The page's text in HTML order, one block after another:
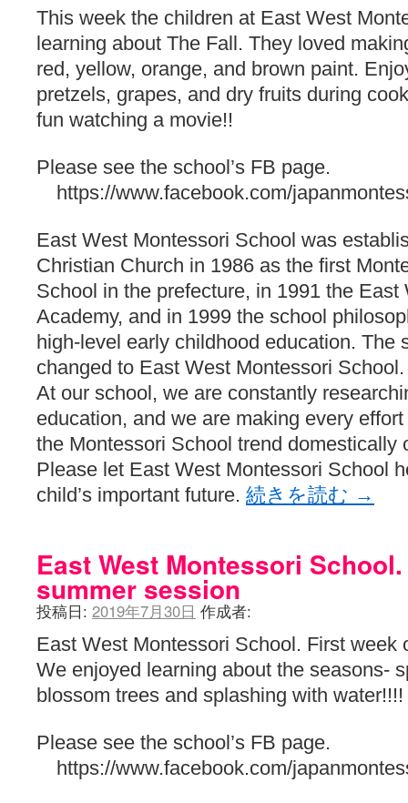
何の変哲もない咲の地名紹介 / 小鍛治さんが通っていた小学校 茨城
咲-Saki-.長野編をにょろんと見てみるブログ - 咲-Saki- / 第143局[応変
まったり咲SS他ブログ - 咲-Saki- / 照と洋榎のANN第9回
咲-Saki-カツゲン備忘録 / 咲-Saki-154局 【奮起】 マジかー！ (13:30)
百合っぽいぶろぐ - 咲-Saki- / シノハユ the down of age 5巻 (06:32)
あかどる日和 - 咲-saki- / 【今回は考察ではなく】原村和-のどっち-の
妥当麻雀界ブログ / コミックマーケット８９に参加します
ふわふわな記憶 / 1
咲っ考 / 何故咲は大将で、照は先鋒なのか？ (15:20)
Danas je lep dan. / [咲-Saki-]もしインターハイのルールが鷲巣麻雀だ
左を向いて » 咲-saki- / 【シノハユ】第26話「一別以来」/咲日和・阿
primary colors / 久誕イエ～～～～～～イ！！！！！！ (10:16)
YUKARI / 【宥菫】 ＳＳ更新とお知らせ 【松実宥誕記念ＳＳ】
アルカ茄子 / 戒能物怪録 キングとはいったい誰なのか？ (15:24)
竹ブログ - 咲-Saki- / 【咲-Saki-】ゲームが待ち遠しい件 (05:44)
SSSSS(-saki-しゃーぷしゅーとしょーとすとーりー) - 咲-saki- / 豊
せのたけくらべ - 咲-Saki- / 咲さんのやり方で就活をやってみよう
咏-Uta-ブログ編 - 咲-Saki- / 黄色い封筒が届いた(・∀・)
チャウチャウちゃうんちゃうん - 咲-Saki- / 吉野の千本桜を見に行きま
気分次第。 - 咲-Saki- / シノハユ 第3巻 感想 (07:42)
あこしず日和！ - 咲-Saki- / 咲-Saki-阿知賀編Blu-rayBOX 購入 (01:00)
ニワカ王者 / 【アニメ記事】咲-Saki- 立先生のコメントを取り上げる
のよーなのよー - 咲-Saki- / 咲十夜 第四夜 (11:00)
Yaranakya » 咲-Saki- / 国際最萌リーグは園城寺怜ちゃんに一票を入れ
おもちがなくてもだいじょうぶ / 咲と照の確執【プリン】 (16:10)
洋榎-youka- / お知らせ (11:19)
おっきするー咲ブログ / side-A VS side-B 野球対決 (10:30)
フリテンリーチで流して / 姫松高校についてのいくらかの考察
オレのぞん / 咲さんのお誕生日です （ギリギリ）
遊び半分 / もうすぐ８月も終わり (16:03)
咲-Saki-ほんだし / 咲-Saki- 第128局 「涼風」 感想
咲-Saki-麻雀録 / 台風に強そうな咲キャラ (05:45)
君の友達。 / マイ・フェア・レディ (12:49)
咲-Saki-のてきとう考察 - 咲-Saki- / 記事紹介：書け麻に参加でさっ
嶺上かいほー - 咲-saki- / (7/1日分)dreamscapeが更新していました
アニメを見ながらダラダラと就活をする - 咲-saki- / はるたんイェイ
This week the children at East West
learning about The Fall. They loved
red, yellow, orange, and brown paint.
pretzels, grapes, and dry fruits during
fun watching a movie!!
Please see the school’s FB page.
https://www.facebook.com/
East West Montessori School was
Christian Church in 1986 as the first
School in the prefecture, in 1991 the East
Academy, and in 1999 the school
high-level early childhood education. The
changed to East West Montessori School.
At our school, we are constantly
education, and we are making every
the Montessori School trend domestically
Please let East West Montessori School
child’s important future. 続きを読む →
East West Montessori
summer session
投稿日: 2019年7月30日 作成者:
East West Montessori School. First week
We enjoyed learning about the seasons-
blossom trees and splashing with water!!!!
Please see the school’s FB page.
https://www.facebook.com/